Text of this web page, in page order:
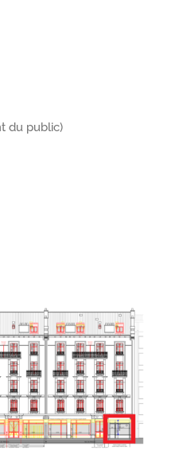
du public)